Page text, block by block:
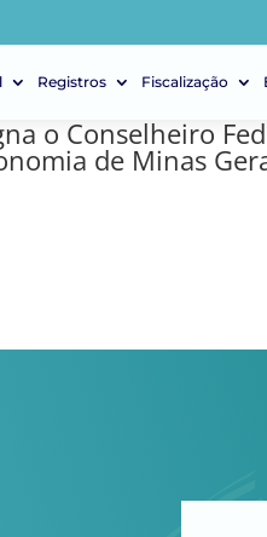
Registros Fiscalização
o Conselheiro
de Minas